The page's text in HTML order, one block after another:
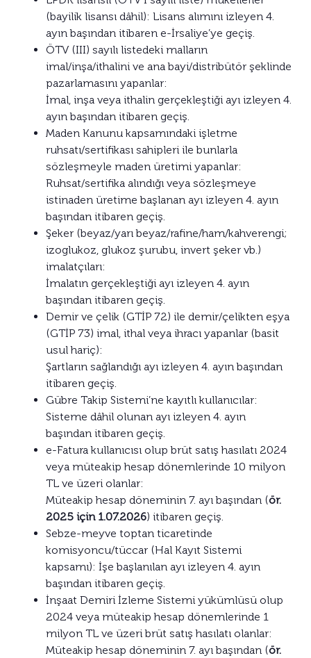
(bayilik lisansı dâhil): Lisans alımını izleyen 4.
ayın başından itibaren e-İrsaliye’ye geçiş.
ÖTV (III) sayılı listedeki malların
imal/inşa/ithalini ve ana bayi/distribütör şeklinde
pazarlamasını yapanlar:
İmal, inşa veya ithalin gerçekleştiği ayı izleyen 4.
ayın başından itibaren geçiş.
Maden Kanunu kapsamındaki işletme
ruhsatı/sertifikası sahipleri ile bunlarla
sözleşmeyle maden üretimi yapanlar:
Ruhsat/sertifika alındığı veya sözleşmeye
istinaden üretime başlanan ayı izleyen 4. ayın
başından itibaren geçiş.
Şeker (beyaz/yarı beyaz/rafine/ham/kahverengi;
izoglukoz, glukoz şurubu, invert şeker vb.)
imalatçıları:
İmalatın gerçekleştiği ayı izleyen 4. ayın
başından itibaren geçiş.
Demir ve çelik (GTİP 72) ile demir/çelikten eşya
(GTİP 73) imal, ithal veya ihracı yapanlar (basit
usul hariç):
Şartların sağlandığı ayı izleyen 4. ayın başından
itibaren geçiş.
Gübre Takip Sistemi’ne kayıtlı kullanıcılar:
Sisteme dâhil olunan ayı izleyen 4. ayın
başından itibaren geçiş.
e-Fatura kullanıcısı olup brüt satış hasılatı 2024
veya müteakip hesap dönemlerinde 10 milyon
TL ve üzeri olanlar:
Müteakip hesap döneminin 7. ayı başından (ör.
2025 için 1.07.2026) itibaren geçiş.
Sebze-meyve toptan ticaretinde
komisyoncu/tüccar (Hal Kayıt Sistemi
kapsamı): İşe başlanılan ayı izleyen 4. ayın
başından itibaren geçiş.
İnşaat Demiri İzleme Sistemi yükümlüsü olup
2024 veya müteakip hesap dönemlerinde 1
milyon TL ve üzeri brüt satış hasılatı olanlar:
Müteakip hesap döneminin 7. ayı başından (ör.